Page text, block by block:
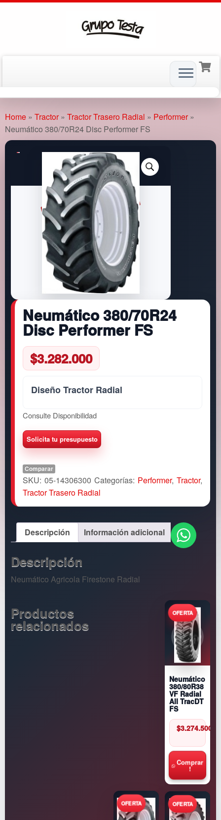
to
content
Home » Tractor » Tractor Trasero Radial » Performer »
Neumático 380/70R24 Disc Performer FS
Neumático 380/70R24
Disc Performer FS
$3.282.000
Diseño Tractor Radial
Consulte Disponibilidad
Comparar
SKU: 05-14306300 Categorías: Performer, Tractor,
Tractor Trasero Radial
Descripción Información adicional
Descripción
Neumático Agricola Firestone Radial
Productos
relacionados
Neumático
380/80R38
VF Radial
All TracDT
FS
$3.274.500
Comprar
!